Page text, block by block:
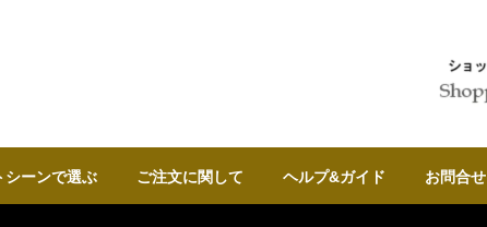
シーンで選ぶ ご注文に関して ヘルプ&ガイド お問合せ